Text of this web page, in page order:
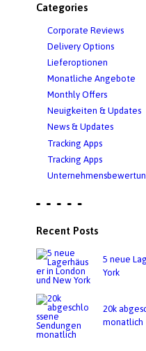
Categories
Corporate Reviews
Delivery Options
Lieferoptionen
Monatliche Angebote
Monthly Offers
Neuigkeiten & Updates
News & Updates
Tracking Apps
Tracking Apps
Recent Posts
5 neue
York
20k
monatlich